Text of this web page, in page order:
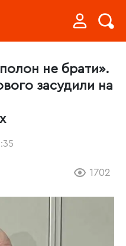
не брати».
засудили на
1702